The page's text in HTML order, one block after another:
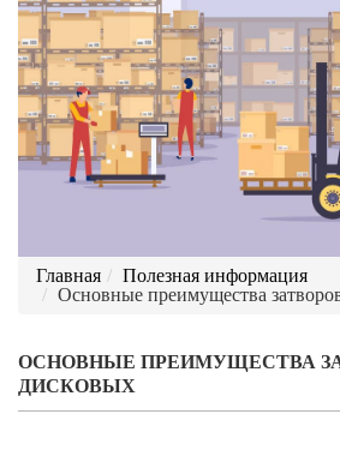
Главная
Полезная информация
Основные преимущества
ОСНОВНЫЕ ПРЕИМУЩЕСТВА
ДИСКОВЫХ